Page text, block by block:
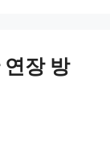
장 방